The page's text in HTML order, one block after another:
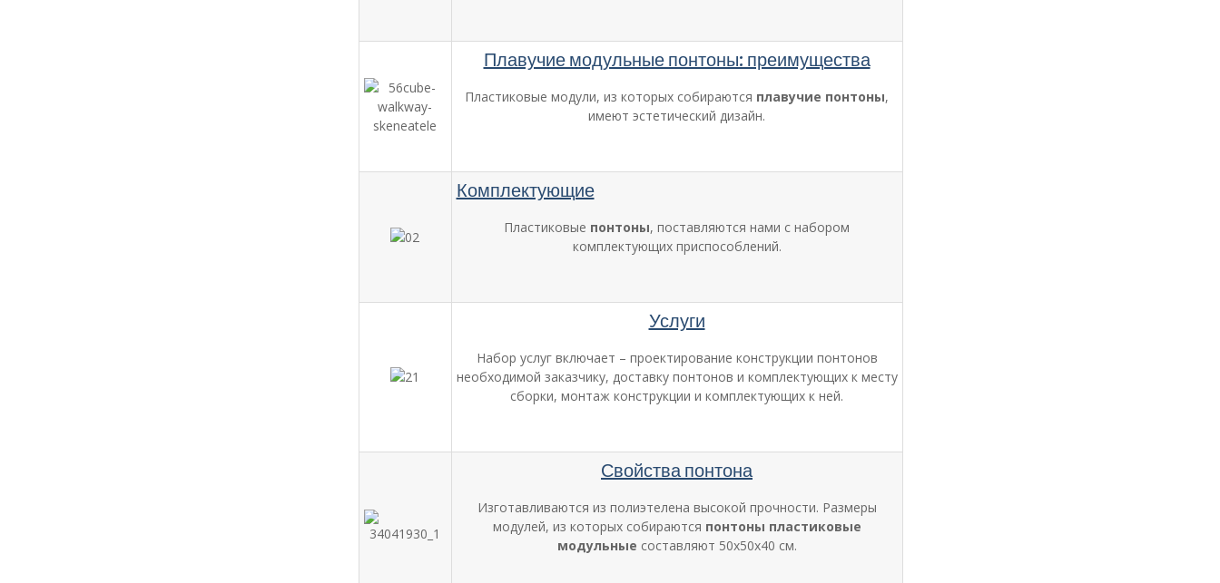
Плавучие модульные понтоны: преимущества
Пластиковые модули, из которых собираются плавучие понтоны,
имеют эстетический дизайн.
Комплектующие
Пластиковые понтоны, поставляются нами с набором
комплектующих приспособлений.
Услуги
Набор услуг включает – проектирование конструкции понтонов
необходимой заказчику, доставку понтонов и комплектующих к месту
сборки, монтаж конструкции и комплектующих к ней.
Свойства понтона
Изготавливаются из полиэтелена высокой прочности. Размеры
модулей, из которых собираются понтоны пластиковые
модульные составляют 50х50х40 см.